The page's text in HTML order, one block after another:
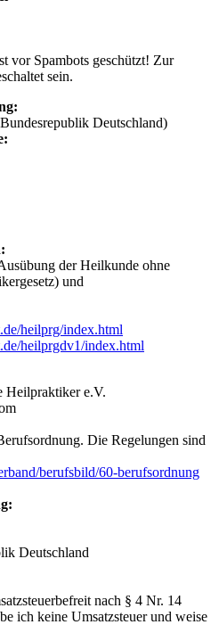
vor Spambots geschützt! Zur
sein.
Deutschland)
der Heilkunde ohne
und
heilprg/index.html
heilprgdv1/index.html
Heilpraktiker e.V.
Die Regelungen sind
berufsbild/60-berufsordnung
Deutschland
nach § 4 Nr. 14
ich keine Umsatzsteuer und weise